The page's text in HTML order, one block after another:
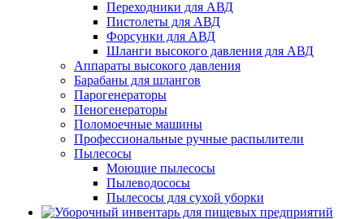
Переходники для АВД
Пистолеты для АВД
Форсунки для АВД
Шланги высокого давления для АВД
Аппараты высокого давления
Барабаны для шлангов
Парогенераторы
Пеногенераторы
Поломоечные машины
Профессиональные ручные распылители
Пылесосы
Моющие пылесосы
Пылеводососы
Пылесосы для сухой уборки